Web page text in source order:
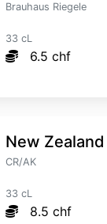
Brauhaus Riegele
33 cL
6.5 chf
New Zealand
CR/AK
33 cL
8.5 chf